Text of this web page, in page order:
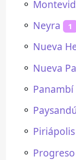
⚬
⚬ Neyra 1
⚬ Nueva
⚬ Nueva
⚬ Panambí
⚬
⚬ Piriápolis
⚬ Progreso